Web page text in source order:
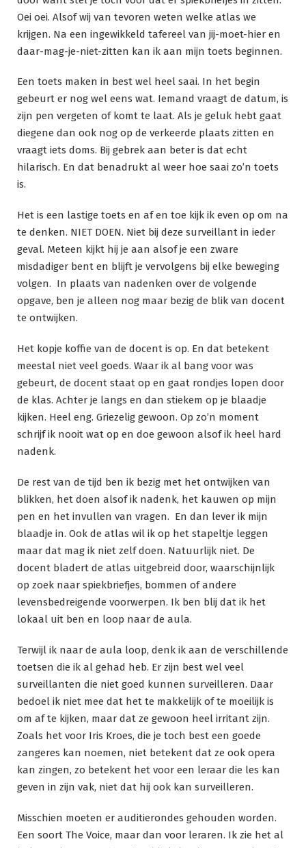
Oei oei. Alsof wij van tevoren weten welke atlas we
krijgen. Na een ingewikkeld tafereel van jij-moet-hier en
daar-mag-je-niet-zitten kan ik aan mijn toets beginnen.
Een toets maken in best wel heel saai. In het begin
gebeurt er nog wel eens wat. Iemand vraagt de datum, is
zijn pen vergeten of komt te laat. Als je geluk hebt gaat
diegene dan ook nog op de verkeerde plaats zitten en
vraagt iets doms. Bij gebrek aan beter is dat echt
hilarisch. En dat benadrukt al weer hoe saai zo’n toets
is.
Het is een lastige toets en af en toe kijk ik even op om na
te denken. NIET DOEN. Niet bij deze surveillant in ieder
geval. Meteen kijkt hij je aan alsof je een zware
misdadiger bent en blijft je vervolgens bij elke beweging
volgen. In plaats van nadenken over de volgende
opgave, ben je alleen nog maar bezig de blik van docent
te ontwijken.
Het kopje koffie van de docent is op. En dat betekent
meestal niet veel goeds. Waar ik al bang voor was
gebeurt, de docent staat op en gaat rondjes lopen door
de klas. Achter je langs en dan stiekem op je blaadje
kijken. Heel eng. Griezelig gewoon. Op zo’n moment
schrijf ik nooit wat op en doe gewoon alsof ik heel hard
nadenk.
De rest van de tijd ben ik bezig met het ontwijken van
blikken, het doen alsof ik nadenk, het kauwen op mijn
pen en het invullen van vragen. En dan lever ik mijn
blaadje in. Ook de atlas wil ik op het stapeltje leggen
maar dat mag ik niet zelf doen. Natuurlijk niet. De
docent bladert de atlas uitgebreid door, waarschijnlijk
op zoek naar spiekbriefjes, bommen of andere
levensbedreigende voorwerpen. Ik ben blij dat ik het
lokaal uit ben en loop naar de aula.
Terwijl ik naar de aula loop, denk ik aan de verschillende
toetsen die ik al gehad heb. Er zijn best wel veel
surveillanten die niet goed kunnen surveilleren. Daar
bedoel ik niet mee dat het te makkelijk of te moeilijk is
om af te kijken, maar dat ze gewoon heel irritant zijn.
Zoals het voor Iris Kroes, die je toch best een goede
zangeres kan noemen, niet betekent dat ze ook opera
kan zingen, zo betekent het voor een leraar die les kan
geven in zijn vak, niet dat hij ook kan surveilleren.
Misschien moeten er auditierondes gehouden worden.
Een soort The Voice, maar dan voor leraren. Ik zie het al